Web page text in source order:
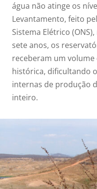
água não atinge os
Levantamento, feito
Sistema Elétrico
sete anos, os
receberam um
histórica, dificultando
internas de produção
inteiro.